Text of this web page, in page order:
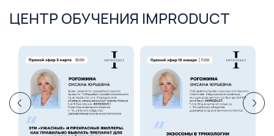
ЦЕНТР ОБУЧЕНИЯ IMPRODUCT